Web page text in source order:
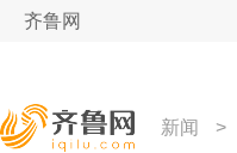
齐鲁网
新闻 >